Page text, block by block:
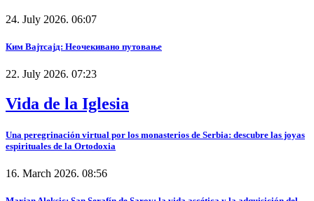
24. July 2026. 06:07
Ким Вајтсајд: Неочекивано путовање
22. July 2026. 07:23
Vida de la Iglesia
Una peregrinación virtual por los monasterios de Serbia: descubre las joyas
espirituales de la Ortodoxia
16. March 2026. 08:56